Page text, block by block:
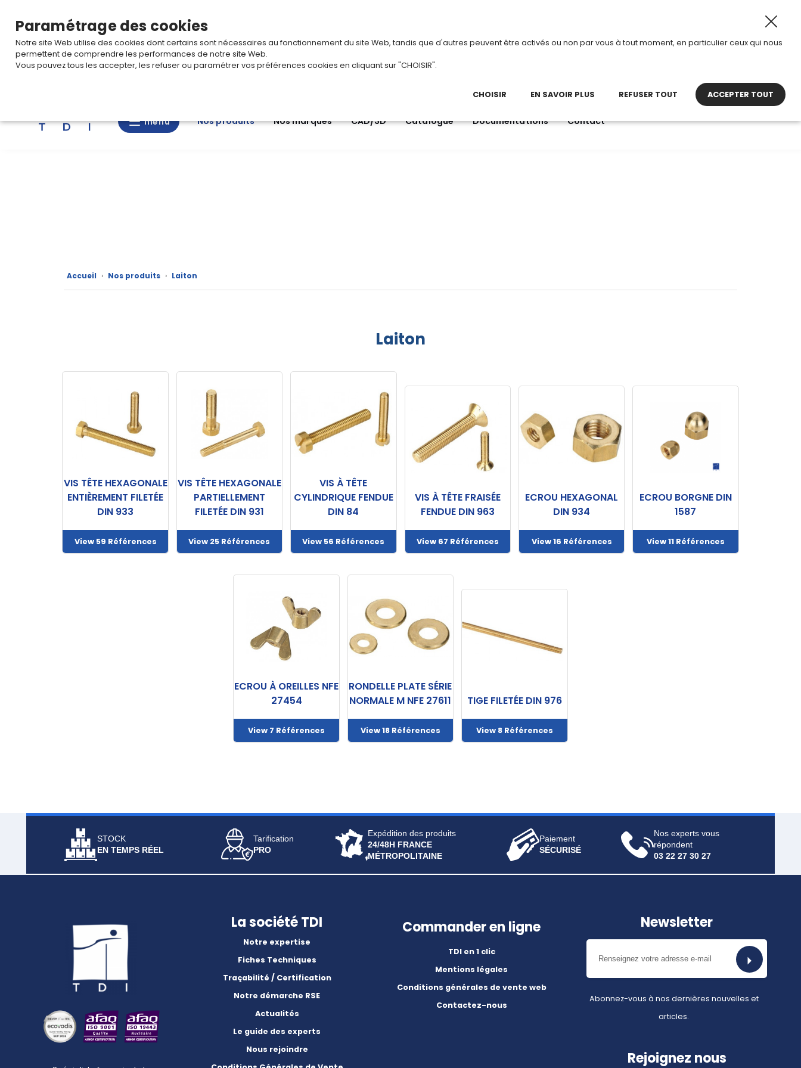
Du 3 au 28 août 2026, TDI passe en mode été. Horaires
techniques
compte
menu
menu Nos produits Nos marques CAD/3D Catalogue Documentations Contact
Accueil › Nos produits › Laiton
Laiton
VIS TÊTE HEXAGONALE
ENTIÈREMENT FILETÉE
DIN 933
View 59 Références
VIS TÊTE HEXAGONALE
PARTIELLEMENT
FILETÉE DIN 931
View 25 Références
VIS À TÊTE
CYLINDRIQUE FENDUE
DIN 84
View 56 Références
VIS À TÊTE FRAISÉE
FENDUE DIN 963
View 67 Références
ECROU HEXAGONAL
DIN 934
View 16 Références
ECROU BORGNE DIN
1587
View 11 Références
ECROU À OREILLES NFE
27454
View 7 Références
RONDELLE PLATE SÉRIE
NORMALE M NFE 27611
View 18 Références
TIGE FILETÉE DIN 976
View 8 Références
STOCK
EN TEMPS RÉEL
Tarification
PRO
Expédition des produits
24/48H FRANCE
MÉTROPOLITAINE
Paiement
SÉCURISÉ
Nos experts vous
répondent
03 22 27 30 27
La société TDI
Notre expertise
Fiches Techniques
Traçabilité / Certification
Notre démarche RSE
Actualités
Le guide des experts
Nous rejoindre
Commander en ligne
TDI en 1 clic
Mentions légales
Conditions générales de vente web
Contactez-nous
Newsletter
Abonnez-vous à nos dernières nouvelles et
articles.
Rejoignez nous
Paramétrage des cookies
Notre site Web utilise des cookies dont certains sont nécessaires au fonctionnement du site Web, tandis que d'autres peuvent être activés ou non par vous à tout moment, en particulier ceux qui nous
permettent de comprendre les performances de notre site Web.
Vous pouvez tous les accepter, les refuser ou paramétrer vos préférences cookies en cliquant sur "CHOISIR".
CHOISIR EN SAVOIR PLUS REFUSER TOUT ACCEPTER TOUT